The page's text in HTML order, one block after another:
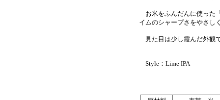
お米をふんだんに使った
イムのシャープさをやさし
見た目は少し霞んだ外観
Style：Lime IPA